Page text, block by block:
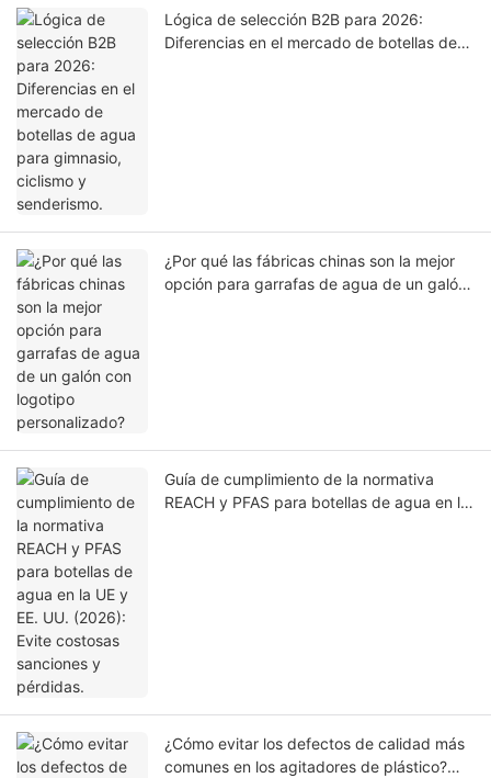
Lógica de selección B2B para 2026:
Diferencias en el mercado de botellas de
¿Por qué las fábricas chinas son la mejor
opción para garrafas de agua de un galón
Guía de cumplimiento de la normativa
REACH y PFAS para botellas de agua en la
¿Cómo evitar los defectos de calidad más
comunes en los agitadores de plástico?